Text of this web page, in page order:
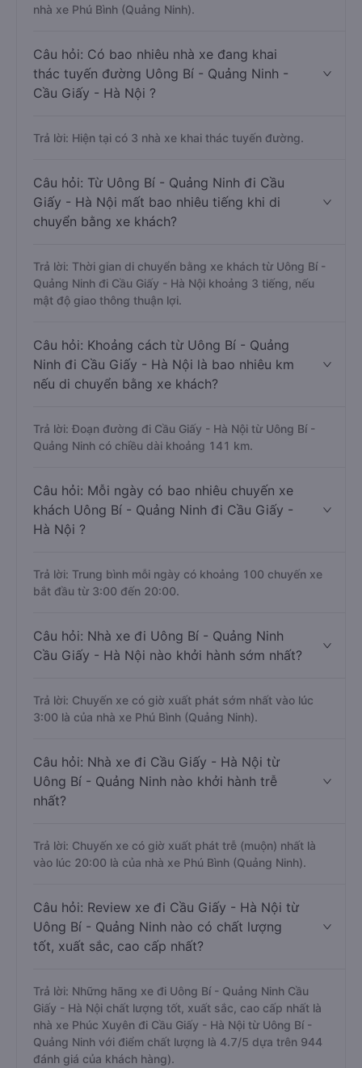
nhà xe Phú Bình (Quảng Ninh).
Câu hỏi: Có bao nhiêu nhà xe đang khai
thác tuyến đường Uông Bí - Quảng Ninh -
Cầu Giấy - Hà Nội ?
Trả lời: Hiện tại có 3 nhà xe khai thác tuyến đường.
Câu hỏi: Từ Uông Bí - Quảng Ninh đi Cầu
Giấy - Hà Nội mất bao nhiêu tiếng khi di
chuyển bằng xe khách?
Trả lời: Thời gian di chuyển bằng xe khách từ Uông Bí -
Quảng Ninh đi Cầu Giấy - Hà Nội khoảng 3 tiếng, nếu
mật độ giao thông thuận lợi.
Câu hỏi: Khoảng cách từ Uông Bí - Quảng
Ninh đi Cầu Giấy - Hà Nội là bao nhiêu km
nếu di chuyển bằng xe khách?
Trả lời: Đoạn đường đi Cầu Giấy - Hà Nội từ Uông Bí -
Quảng Ninh có chiều dài khoảng 141 km.
Câu hỏi: Mỗi ngày có bao nhiêu chuyến xe
khách Uông Bí - Quảng Ninh đi Cầu Giấy -
Hà Nội ?
Trả lời: Trung bình mỗi ngày có khoảng 100 chuyến xe
bắt đầu từ 3:00 đến 20:00.
Câu hỏi: Nhà xe đi Uông Bí - Quảng Ninh
Cầu Giấy - Hà Nội nào khởi hành sớm nhất?
Trả lời: Chuyến xe có giờ xuất phát sớm nhất vào lúc
3:00 là của nhà xe Phú Bình (Quảng Ninh).
Câu hỏi: Nhà xe đi Cầu Giấy - Hà Nội từ
Uông Bí - Quảng Ninh nào khởi hành trễ
nhất?
Trả lời: Chuyến xe có giờ xuất phát trễ (muộn) nhất là
vào lúc 20:00 là của nhà xe Phú Bình (Quảng Ninh).
Câu hỏi: Review xe đi Cầu Giấy - Hà Nội từ
Uông Bí - Quảng Ninh nào có chất lượng
tốt, xuất sắc, cao cấp nhất?
Trả lời: Những hãng xe đi Uông Bí - Quảng Ninh Cầu
Giấy - Hà Nội chất lượng tốt, xuất sắc, cao cấp nhất là
nhà xe Phúc Xuyên đi Cầu Giấy - Hà Nội từ Uông Bí -
Quảng Ninh với điểm chất lượng là 4.7/5 dựa trên 944
đánh giá của khách hàng).